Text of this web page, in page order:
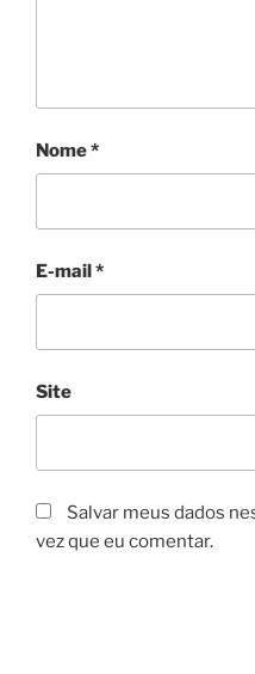
Nome*
E-mail*
Site
Salvar meus dados
vez que eu comentar.